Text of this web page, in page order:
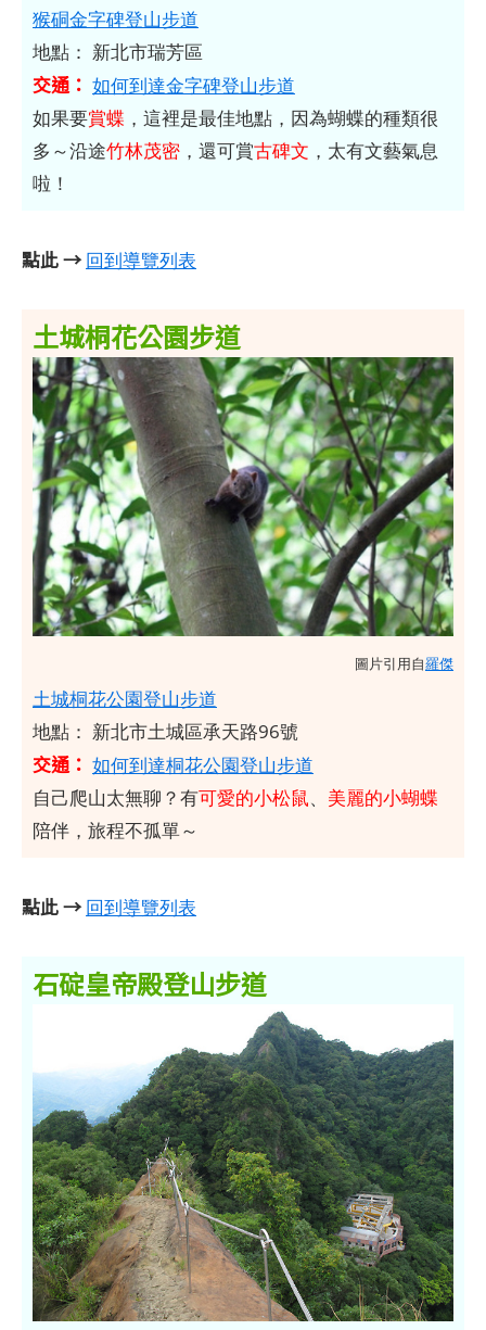
猴硐金字碑登山步道
地點： 新北市瑞芳區
交通： 如何到達金字碑登山步道
如果要賞蝶 ，這裡是最佳地點，因為蝴蝶的種類很
多～沿途竹林茂密 ，還可賞古碑文 ，太有文藝氣息
啦！
點此 → 回到導覽列表
土城桐花公園步道
圖片引用自羅傑
土城桐花公園登山步道
地點： 新北市土城區承天路96號
交通： 如何到達桐花公園登山步道
自己爬山太無聊？有可愛的小松鼠、 美麗的小蝴蝶
陪伴，旅程不孤單～
點此 → 回到導覽列表
石碇皇帝殿登山步道